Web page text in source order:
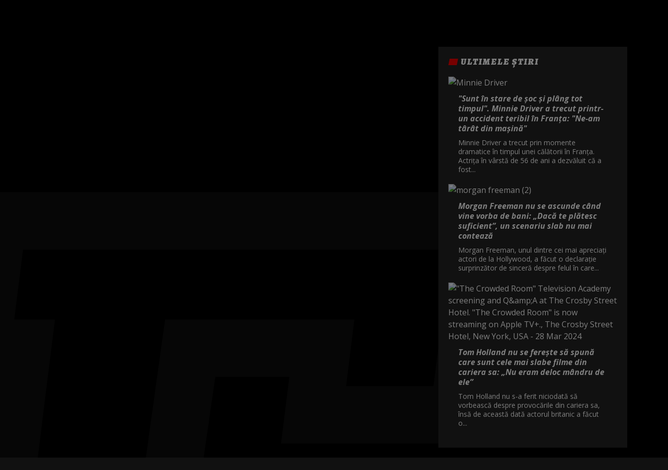
ULTIMELE ȘTIRI
"Sunt în stare de șoc și plâng tot
timpul". Minnie Driver a trecut printr-
un accident teribil în Franța: "Ne-am
târât din mașină"
Minnie Driver a trecut prin momente
dramatice în timpul unei călătorii în Franța.
Actrița în vârstă de 56 de ani a dezvăluit că a
fost...
Morgan Freeman nu se ascunde când
vine vorba de bani: „Dacă te plătesc
suficient”, un scenariu slab nu mai
contează
Morgan Freeman, unul dintre cei mai apreciați
actori de la Hollywood, a făcut o declarație
surprinzător de sinceră despre felul în care...
Tom Holland nu se ferește să spună
care sunt cele mai slabe filme din
cariera sa: „Nu eram deloc mândru de
ele”
Tom Holland nu s-a ferit niciodată să
vorbească despre provocările din cariera sa,
însă de această dată actorul britanic a făcut
o...